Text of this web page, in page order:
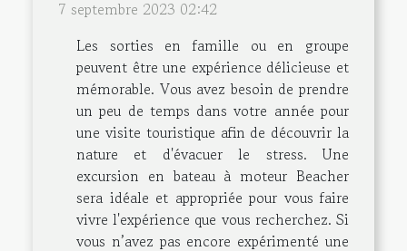
7 septembre 2023 02:42
Les sorties en famille ou en groupe
peuvent être une expérience délicieuse et
mémorable. Vous avez besoin de prendre
un peu de temps dans votre année pour
une visite touristique afin de découvrir la
nature et d'évacuer le stress. Une
excursion en bateau à moteur Beacher
sera idéale et appropriée pour vous faire
vivre l'expérience que vous recherchez. Si
vous n’avez pas encore expérimenté une